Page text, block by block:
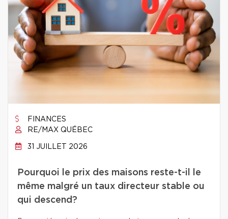
FINANCES
RE/MAX QUÉBEC
31 JUILLET 2026
Pourquoi le prix des maisons reste-t-il le
même malgré un taux directeur stable ou
qui descend?